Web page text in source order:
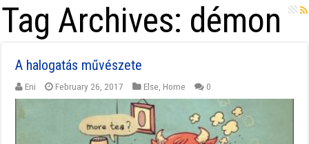
Tag Archives: démon
A halogatás művészete
Eni February 26, 2017 Else Home 0